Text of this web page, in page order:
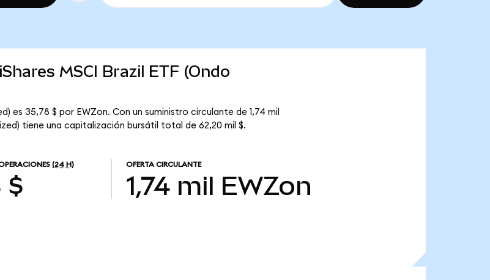
MSCI Brazil ETF (Ondo
es 35,78 $ por EWZon. Con un suministro circulante de 1,74 mil
tiene una capitalización bursátil total de 62,20 mil $.
(24 H)
$
OFERTA CIRCULANTE
1,74 mil EWZon